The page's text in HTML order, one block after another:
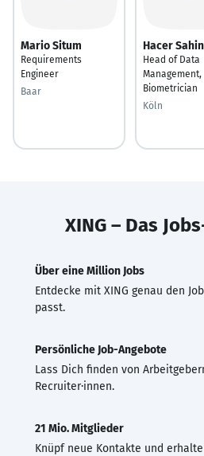
Mario Situm
Requirements
Engineer
Baar
Hacer Sahin
Head of Data
Management,
Biometrician
Köln
XING – Das
Über eine Million Jobs
Entdecke mit XING genau den
passt.
Persönliche Job-Angebote
Lass Dich finden von
Recruiter·innen.
21 Mio. Mitglieder
Knüpf neue Kontakte und